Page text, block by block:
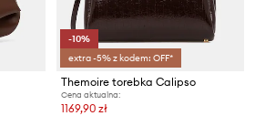
-10%
extra -5% z kodem: OFF*
Themoire torebka Calipso
Cena aktualna:
1169,90 zł